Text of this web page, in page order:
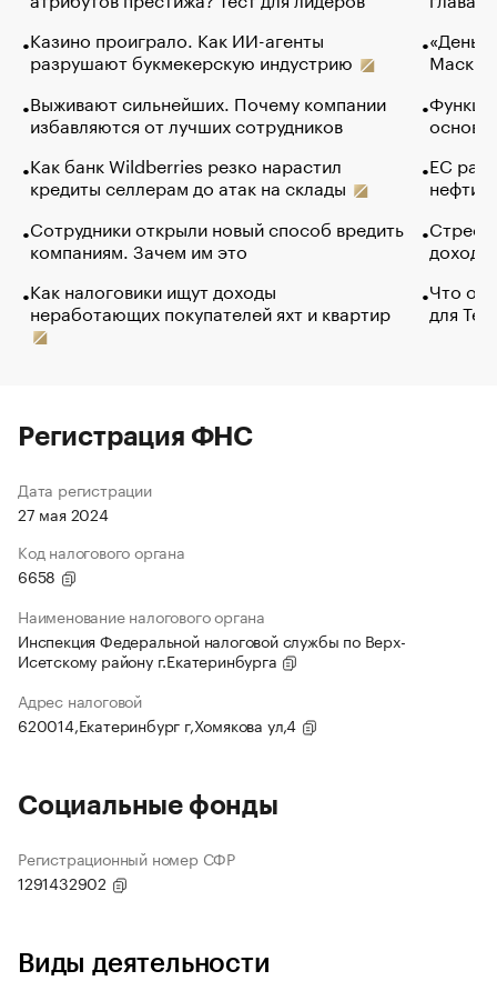
Казино проиграло. Как ИИ-агенты
разрушают букмекерскую индустрию
Выживают сильнейших. Почему компании
избавляются от лучших сотрудников
Как банк Wildberries резко нарастил
кредиты селлерам до атак на склады
Сотрудники открыли новый способ вредить
компаниям. Зачем им это
Как налоговики ищут доходы
неработающих покупателей яхт и квартир
Маск в
основ
ЕС
нефти
Что
для
Регистрация ФНС
Дата регистрации
27 мая 2024
Код налогового органа
6658
Наименование налогового органа
Инспекция Федеральной налоговой службы по Верх-
Исетскому району г.Екатеринбурга
Адрес налоговой
620014,Екатеринбург г,Хомякова ул,4
Социальные фонды
Регистрационный номер СФР
1291432902
Виды деятельности